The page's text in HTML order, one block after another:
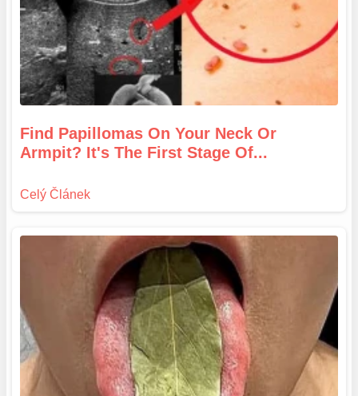
Find Papillomas On Your Neck Or
Armpit? It's The First Stage Of...